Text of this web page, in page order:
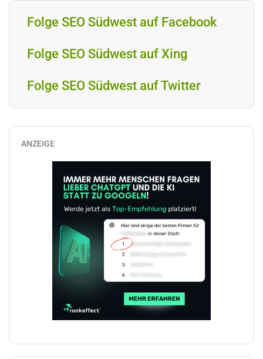
Folge SEO Südwest auf Facebook
Folge SEO Südwest auf Xing
Folge SEO Südwest auf Twitter
ANZEIGE